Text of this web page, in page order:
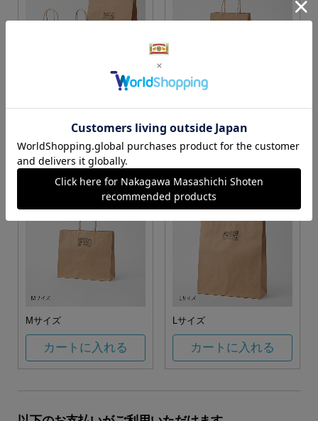
カートに入れる カートに入れる
Mサイズ
カートに入れる
Lサイズ
カートに入れる